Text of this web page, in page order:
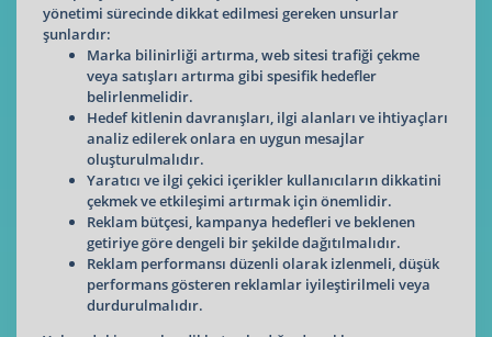
yönetimi sürecinde dikkat edilmesi gereken unsurlar
şunlardır:
Marka bilinirliği artırma, web sitesi trafiği çekme
veya satışları artırma gibi spesifik hedefler
belirlenmelidir.
Hedef kitlenin davranışları, ilgi alanları ve ihtiyaçları
analiz edilerek onlara en uygun mesajlar
oluşturulmalıdır.
Yaratıcı ve ilgi çekici içerikler kullanıcıların dikkatini
çekmek ve etkileşimi artırmak için önemlidir.
Reklam bütçesi, kampanya hedefleri ve beklenen
getiriye göre dengeli bir şekilde dağıtılmalıdır.
Reklam performansı düzenli olarak izlenmeli, düşük
performans gösteren reklamlar iyileştirilmeli veya
durdurulmalıdır.